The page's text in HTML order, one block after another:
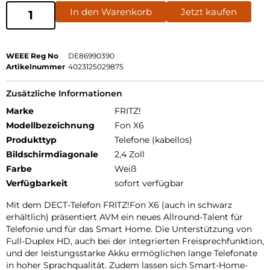
In den Warenkorb Jetzt kaufen
WEEE Reg No
DE86990390
Artikelnummer 4023125029875
Zusätzliche Informationen
Marke
FRITZ!
Modellbezeichnung
Fon X6
Produkttyp
Telefone (kabellos)
Bildschirmdiagonale
2,4 Zoll
Farbe
Weiß
Verfügbarkeit
sofort verfügbar
Mit dem DECT-Telefon FRITZ!Fon X6 (auch in schwarz
erhältlich) präsentiert AVM ein neues Allround-Talent für
Telefonie und für das Smart Home. Die Unterstützung von
Full-Duplex HD, auch bei der integrierten Freisprechfunktion,
und der leistungsstarke Akku ermöglichen lange Telefonate
in hoher Sprachqualität. Zudem lassen sich Smart-Home-